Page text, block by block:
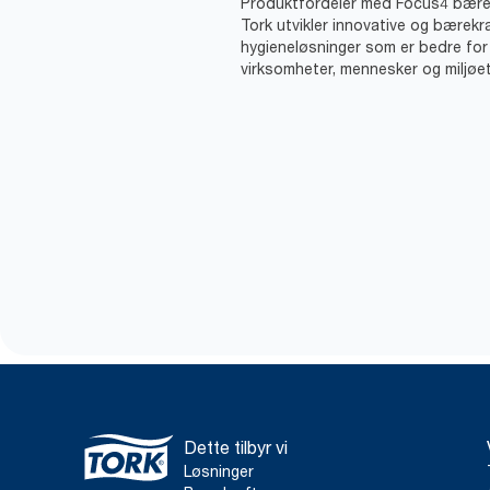
Tork utvikler innovative og
hygieneløsninger som er bedre for
virksomheter, mennesker og
Dette tilbyr vi
Løsninger